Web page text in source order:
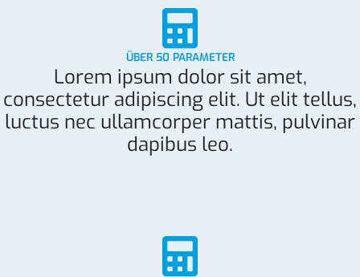
ÜBER 50 PARAMETER
Lorem ipsum dolor sit amet,
consectetur adipiscing elit. Ut elit tellus,
luctus nec ullamcorper mattis, pulvinar
dapibus leo.